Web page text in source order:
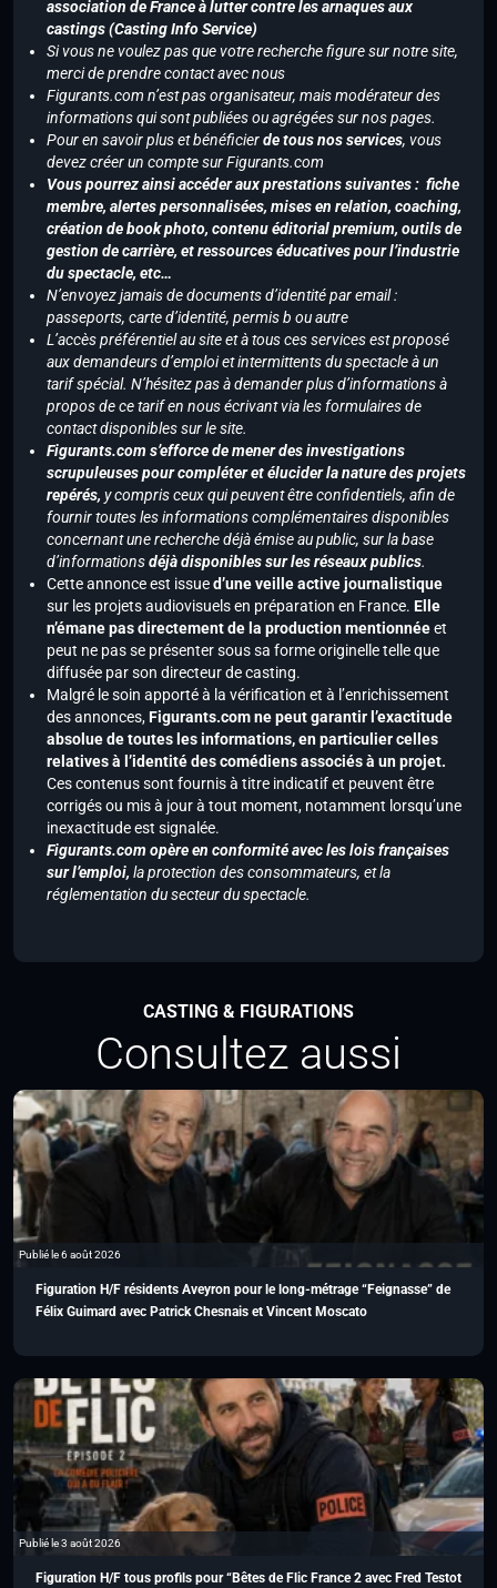
association de France à lutter contre les arnaques aux
castings (Casting Info Service)
Si vous ne voulez pas que votre recherche figure sur notre site,
merci de prendre contact avec nous
Figurants.com n’est pas organisateur, mais modérateur des
informations qui sont publiées ou agrégées sur nos pages.
Pour en savoir plus et bénéficierde tous nos services, vous
devez créer un compte sur Figurants.com
Vous pourrez ainsi accéder aux prestations suivantes : fiche
membre, alertes personnalisées, mises en relation, coaching,
création de book photo, contenu éditorial premium, outils de
gestion de carrière, et ressources éducatives pour l’industrie
du spectacle, etc…
N’envoyez jamais de documents d’identité par email :
passeports, carte d’identité, permis b ou autre
L’accès préférentiel au site et à tous ces services est proposé
aux demandeurs d’emploi et intermittents du spectacle à un
tarif spécial. N’hésitez pas à demander plus d’informations à
propos de ce tarif en nous écrivant via les formulaires de
contact disponibles sur le site.
Figurants.com s’efforce de mener des investigations
scrupuleuses pour compléter et élucider la nature des projets
repérés, y compris ceux qui peuvent être confidentiels, afin de
fournir toutes les informations complémentaires disponibles
concernant une recherche déjà émise au public, sur la base
d’informationsdéjà disponibles sur les réseaux publics.
Cette annonce est issued’une veille active journalistique
sur les projets audiovisuels en préparation en France. Elle
n’émane pas directement de la production mentionnéeet
peut ne pas se présenter sous sa forme originelle telle que
diffusée par son directeur de casting.
Malgré le soin apporté à la vérification et à l’enrichissement
des annonces,Figurants.com ne peut garantir l’exactitude
absolue de toutes les informations, en particulier celles
relatives à l’identité des comédiens associés à un projet.
Ces contenus sont fournis à titre indicatif et peuvent être
corrigés ou mis à jour à tout moment, notamment lorsqu’une
inexactitude est signalée.
Figurants.com opère en conformité avec les lois françaises
sur l’emploi, la protection des consommateurs, et la
réglementation du secteur du spectacle.
CASTING & FIGURATIONS
Consultez aussi
Publié le 6 août 2026
Figuration H/F résidents Aveyron pour le long-métrage “Feignasse” de
Félix Guimard avec Patrick Chesnais et Vincent Moscato
Publié le 3 août 2026
Figuration H/F tous profils pour “Bêtes de Flic France 2 avec Fred Testot